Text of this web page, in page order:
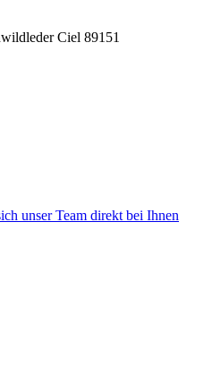
Ciel 89151
unser Team direkt bei Ihnen